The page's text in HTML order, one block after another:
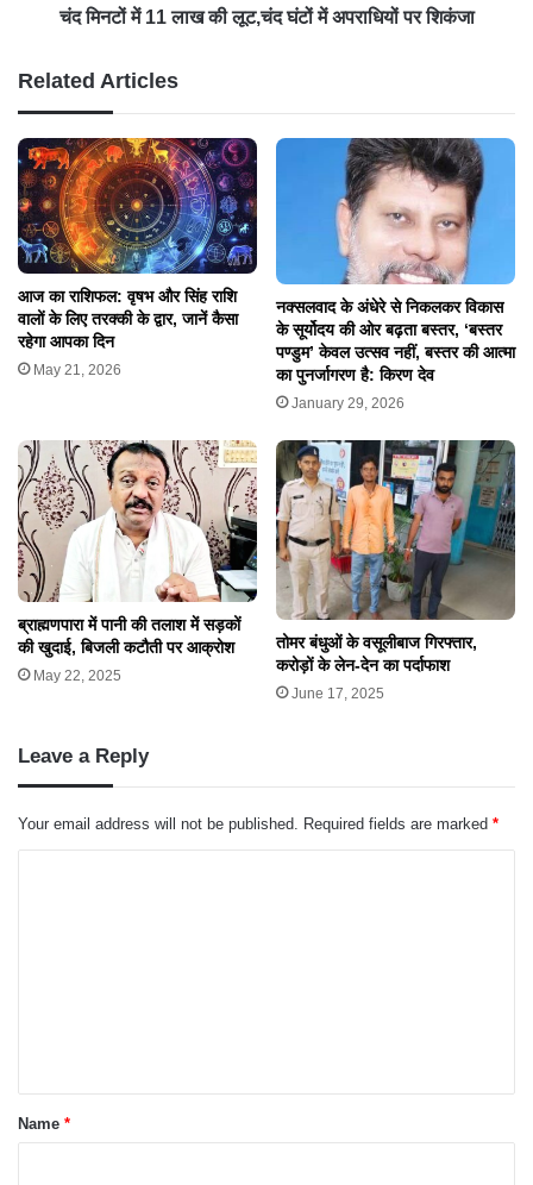
चंद मिनटों में 11 लाख की लूट,चंद घंटों में अपराधियों पर शिकंजा
Related Articles
​आज का राशिफल: वृषभ और सिंह राशि
वालों के लिए तरक्की के द्वार, जानें कैसा
रहेगा आपका दिन
May 21, 2026
नक्सलवाद के अंधेरे से निकलकर विकास
के सूर्योदय की ओर बढ़ता बस्तर, ‘बस्तर
पण्डुम’ केवल उत्सव नहीं, बस्तर की आत्मा
का पुनर्जागरण है: किरण देव
January 29, 2026
ब्राह्मणपारा में पानी की तलाश में सड़कों
की खुदाई, बिजली कटौती पर आक्रोश
May 22, 2025
तोमर बंधुओं के वसूलीबाज गिरफ्तार,
करोड़ों के लेन-देन का पर्दाफाश
June 17, 2025
Leave a Reply
Your email address will not be published. Required fields are marked *
*Name *